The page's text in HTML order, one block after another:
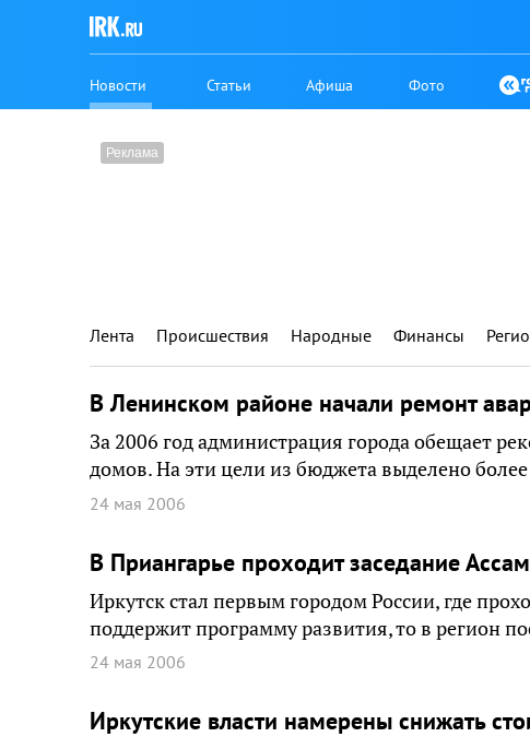
Новости Статьи Афиша Фото
Лента Происшествия Народные Финансы
В Ленинском районе начали ремонт
За 2006 год администрация города обещает
домов. На эти цели из бюджета выделено
24 мая 2006
В Приангарье проходит заседание
Иркутск стал первым городом России, где
поддержит программу развития, то в регион
24 мая 2006
Иркутские власти намерены снижать